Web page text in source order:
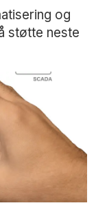
og
støtte neste